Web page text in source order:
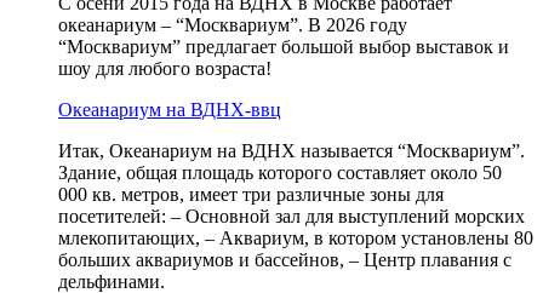
океанариум – “Москвариум”. В 2026 году
“Москвариум” предлагает большой выбор выставок и
шоу для любого возраста!
Океанариум на ВДНХ-ввц
Итак, Океанариум на ВДНХ называется “Москвариум”.
Здание, общая площадь которого составляет около 50
000 кв. метров, имеет три различные зоны для
посетителей: – Основной зал для выступлений морских
млекопитающих, – Аквариум, в котором установлены 80
больших аквариумов и бассейнов, – Центр плавания с
дельфинами.